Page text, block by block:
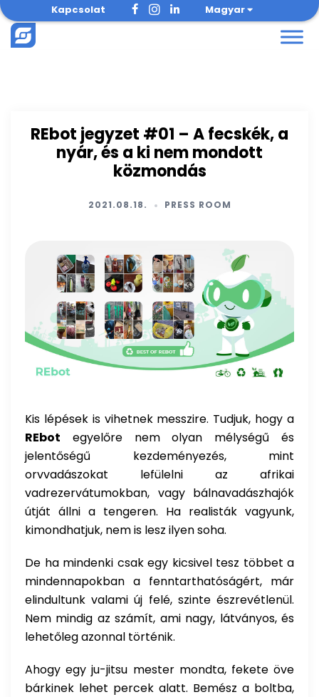
Skip
to
content
Kapcsolat Magyar
REbot jegyzet #01 – A fecskék, a
nyár, és a ki nem mondott
közmondás
2021.08.18. PRESS ROOM
Kis lépések is vihetnek messzire. Tudjuk, hogy a
REbot egyelőre nem olyan mélységű és
jelentőségű kezdeményezés, mint
orvvadászokat lefülelni az afrikai
vadrezervátumokban, vagy bálnavadászhajók
útját állni a tengeren. Ha realisták vagyunk,
kimondhatjuk, nem is lesz ilyen soha.
De ha mindenki csak egy kicsivel tesz többet a
mindennapokban a fenntarthatóságért, már
elindultunk valami új felé, szinte észrevétlenül.
Nem mindig az számít, ami nagy, látványos, és
lehetőleg azonnal történik.
Ahogy egy ju-jitsu mester mondta, fekete öve
bárkinek lehet percek alatt. Bemész a boltba,